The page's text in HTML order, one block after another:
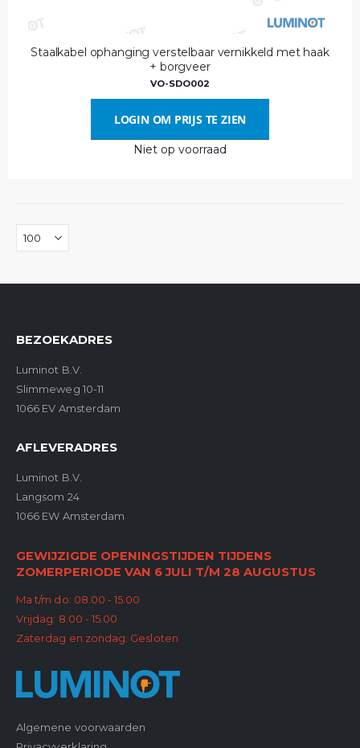
Staalkabel ophanging verstelbaar vernikkeld met haak
+ borgveer
VO-SDO002
LOGIN OM PRIJS TE ZIEN
Niet op voorraad
BEZOEKADRES
Luminot B.V.
Slimmeweg 10-11
1066 EV Amsterdam
AFLEVERADRES
Luminot B.V.
Langsom 24
1066 EW Amsterdam
GEWIJZIGDE OPENINGSTIJDEN TIJDENS
ZOMERPERIODE VAN 6 JULI T/M 28 AUGUSTUS
Ma t/m do: 08.00 - 15.00
Vrijdag: 8.00 - 15.00
Zaterdag en zondag: Gesloten
Algemene voorwaarden